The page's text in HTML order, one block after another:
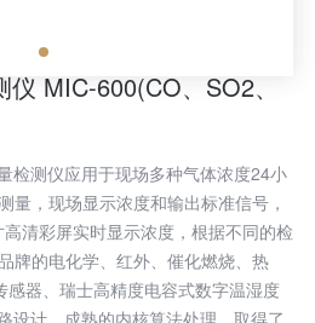
MIC-600(CO、SO2、
检测仪应用于现场多种气体浓度24小
量，现场显示浓度和输出标准信号，
清彩屏实时显示浓度，根据不同的检
牌的电化学、红外、催化燃烧、热
器、瑞士高精度电容式数字温湿度
设计、成熟的内核算法处理，取得了